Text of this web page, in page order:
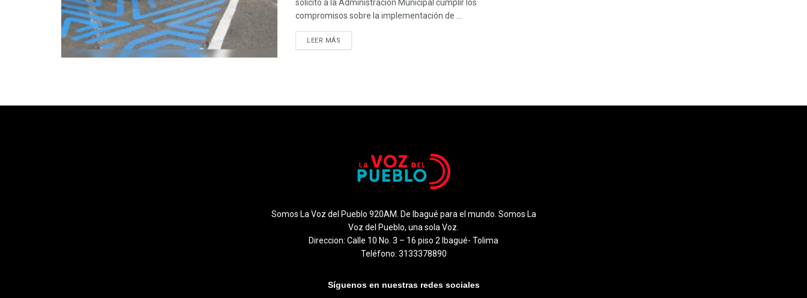
solicitó a la Administración Municipal cumplir los
compromisos sobre la implementación de ...
LEER MÁS
Somos La Voz del Pueblo 920AM. De Ibagué para el mundo. Somos La
Voz del Pueblo, una sola Voz.
Direccion: Calle 10 No. 3 – 16 piso 2 Ibagué- Tolima
Teléfono: 3133378890
Síguenos en nuestras redes sociales